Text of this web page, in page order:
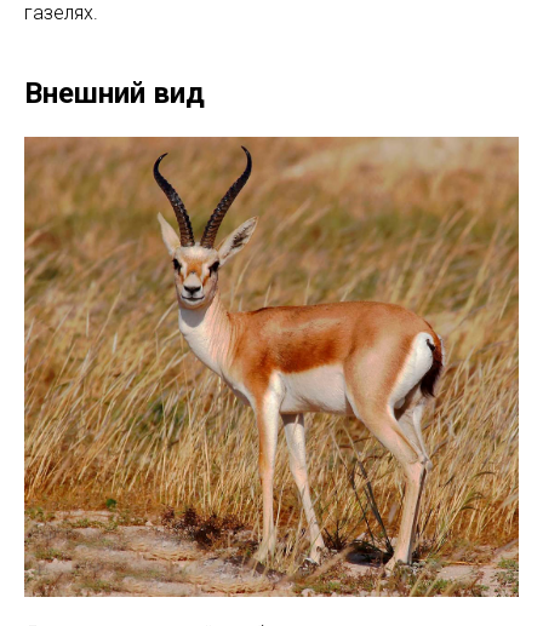
газелях.
Внешний вид